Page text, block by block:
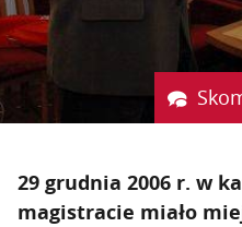
29 grudnia 2006 r. w
magistracie miało